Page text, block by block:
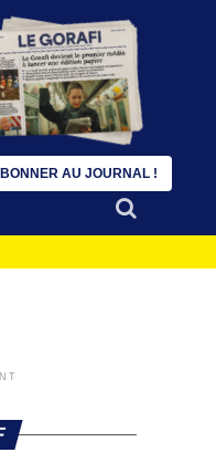
AU JOURNAL !